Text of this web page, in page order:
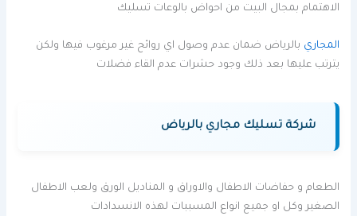
الاهتمام بمجال البيت من احواض بالوعات تسليك
المجاري بالرياض ضمان عدم وصول اي روائح غير مرغوب فيها ولكن
يترتب عليها بعد ذلك وجود حشرات عدم القاء فضلات
شركة تسليك مجاري بالرياض
الطعام و حفاضات الاطفال والاوراق و المناديل الورق ولعب الاطفال
الصغير وكل او جميع انواع المسببات لهذه الانسدادات